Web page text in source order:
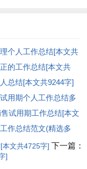
个人工作总结[本文共
的工作总结[本文共
总结[本文共9244字]
用期个人工作总结多
7139字]
试用期工作总结[本文
]作总结范文(精选多
7868字]
本文共4725字] 下一篇：
]